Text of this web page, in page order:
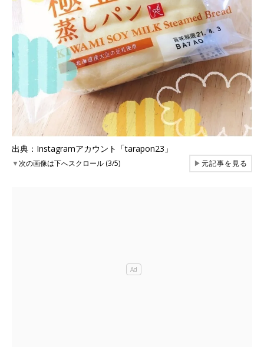
出典：Instagramアカウント「tarapon23」
▼次の画像は下へスクロール (3/5) ▶元記事を見る